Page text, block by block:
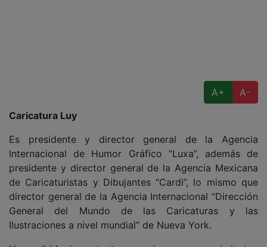
A+
A-
Caricatura Luy
Es presidente y director general de la Agencia
Internacional de Humor Gráfico “Luxa”, además de
presidente y director general de la Agencia Mexicana
de Caricaturistas y Dibujantes “Cardi”, lo mismo que
director general de la Agencia Internacional “Dirección
General del Mundo de las Caricaturas y las
Ilustraciones a nivel mundial” de Nueva York.